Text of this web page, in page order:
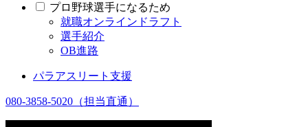
プロ野球選手になるため
就職オンラインドラフト
選手紹介
OB進路
パラアスリート支援
080-3858-5020 （担当直通）